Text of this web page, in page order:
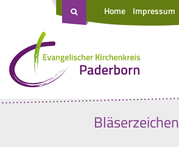
Home Impressum
Bläserzeichen